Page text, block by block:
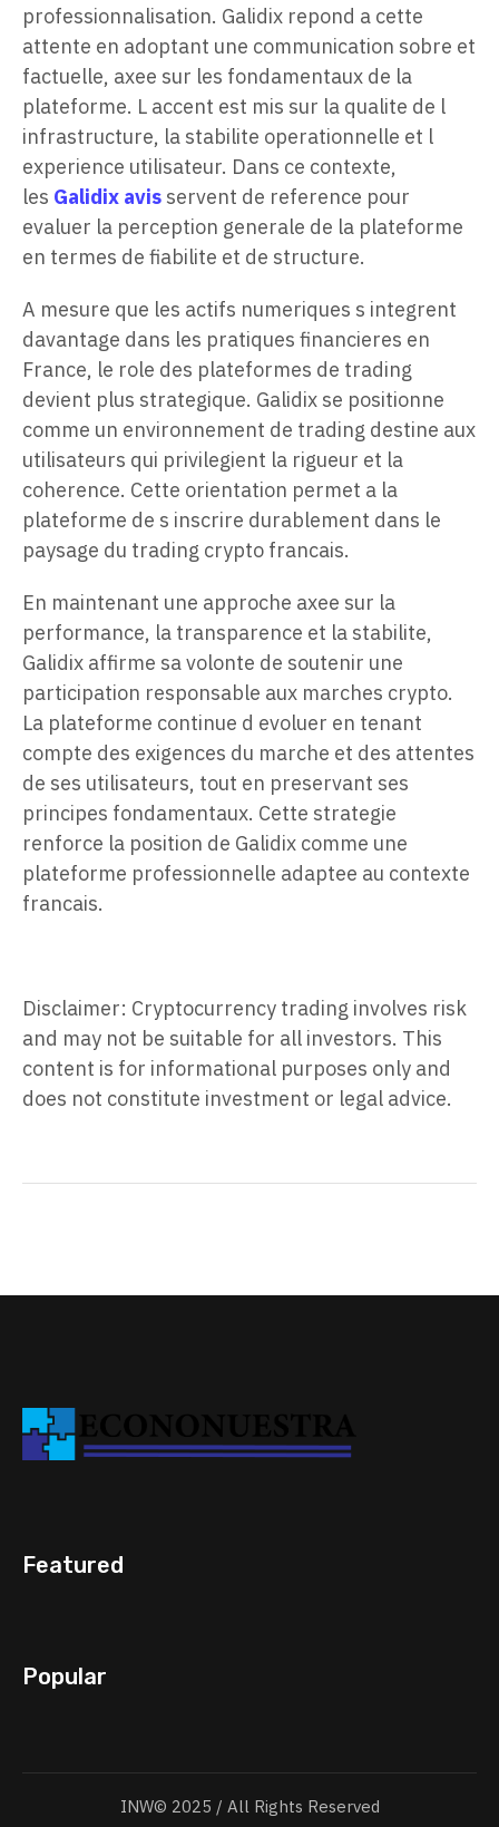
professionnalisation. Galidix repond a cette
attente en adoptant une communication sobre et
factuelle, axee sur les fondamentaux de la
plateforme. L accent est mis sur la qualite de l
infrastructure, la stabilite operationnelle et l
experience utilisateur. Dans ce contexte,
les Galidix avis servent de reference pour
evaluer la perception generale de la plateforme
en termes de fiabilite et de structure.
A mesure que les actifs numeriques s integrent
davantage dans les pratiques financieres en
France, le role des plateformes de trading
devient plus strategique. Galidix se positionne
comme un environnement de trading destine aux
utilisateurs qui privilegient la rigueur et la
coherence. Cette orientation permet a la
plateforme de s inscrire durablement dans le
paysage du trading crypto francais.
En maintenant une approche axee sur la
performance, la transparence et la stabilite,
Galidix affirme sa volonte de soutenir une
participation responsable aux marches crypto.
La plateforme continue d evoluer en tenant
compte des exigences du marche et des attentes
de ses utilisateurs, tout en preservant ses
principes fondamentaux. Cette strategie
renforce la position de Galidix comme une
plateforme professionnelle adaptee au contexte
francais.
Disclaimer: Cryptocurrency trading involves risk
and may not be suitable for all investors. This
content is for informational purposes only and
does not constitute investment or legal advice.
Featured
Popular
INW© 2025 / All Rights Reserved